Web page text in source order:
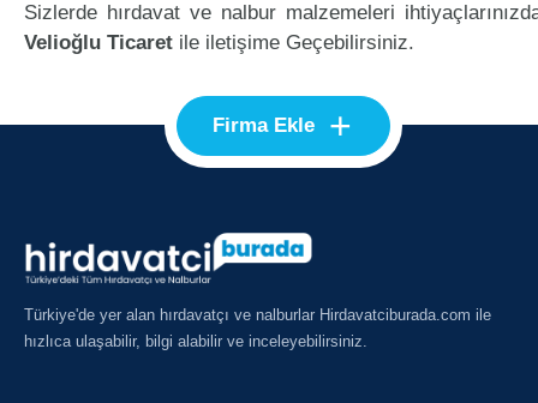
Sizlerde hırdavat ve nalbur malzemeleri
Velioğlu Ticaret ile iletişime Geçebilirsiniz.
Firma Ekle +
Türkiye'de yer alan hırdavatçı ve nalburlar Hirdavatciburada.com ile
hızlıca ulaşabilir, bilgi alabilir ve inceleyebilirsiniz.